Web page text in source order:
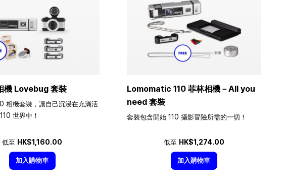
機 Lovebug 套裝
相機套裝，讓自己沉浸在充滿活
世界中！
低至 HK$1,160.00
加入購物車
Lomomatic 110 菲林相機－All you
need 套裝
套裝包含開始 110 攝影冒險所需的一切！
低至 HK$1,274.00
加入購物車